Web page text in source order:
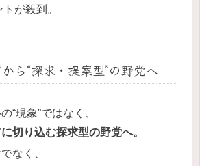
が殺到。
ら“探求・提案型”の野党へ
“現象”ではなく、
切り込む探求型の野党へ。
なく、